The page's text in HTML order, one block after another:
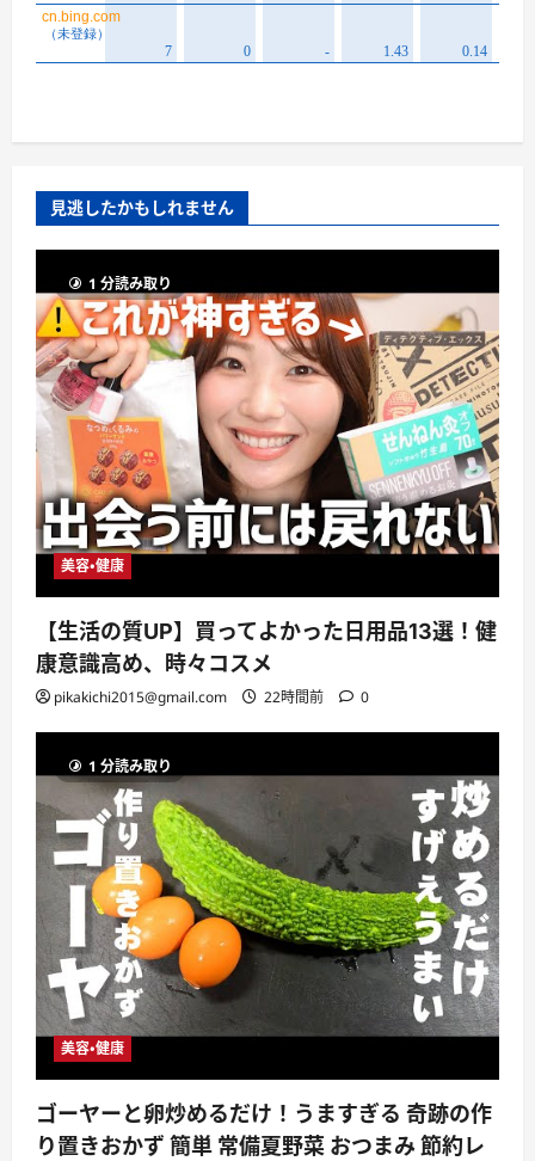
見逃したかもしれません
1 分読み取り
美容・健康
【生活の質UP】買ってよかった日用品13選！健
康意識高め、時々コスメ
pikakichi2015@gmail.com 22時間前 0
1 分読み取り
美容・健康
ゴーヤーと卵炒めるだけ！うますぎる 奇跡の作
り置きおかず 簡単 常備夏野菜 おつまみ 節約レ